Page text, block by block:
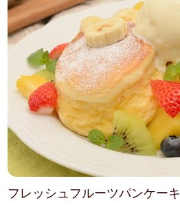
フレッシュフルーツパンケーキ